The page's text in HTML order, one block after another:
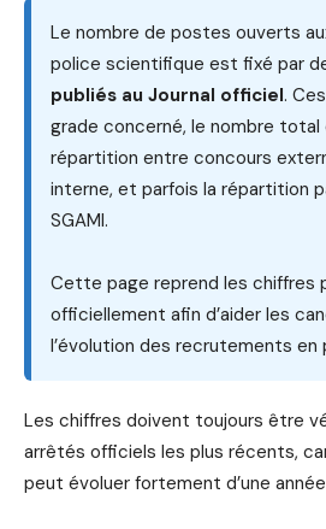
Le nombre de postes ouverts
police scientifique est fixé par
publiés au Journal officiel.
grade concerné, le nombre total
répartition entre concours
interne, et parfois la répartition
SGAMI.
Cette page reprend les chiffres
officiellement afin d’aider les
l’évolution des recrutements
Les chiffres doivent toujours être
arrêtés officiels les plus récents,
peut évoluer fortement d’une année